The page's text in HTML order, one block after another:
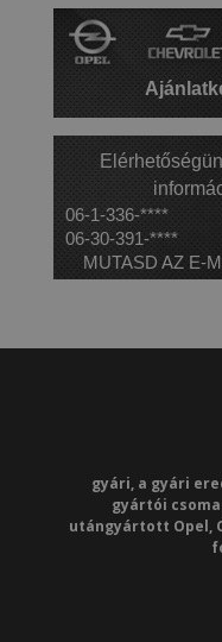
06-1-336-****
06-30-391-****
MUTASD AZ E-
gyári, a gyári
gyártói
utángyártott Opel,